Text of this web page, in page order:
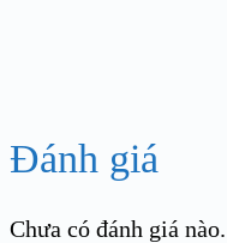
Đánh giá
Chưa có đánh giá nào.